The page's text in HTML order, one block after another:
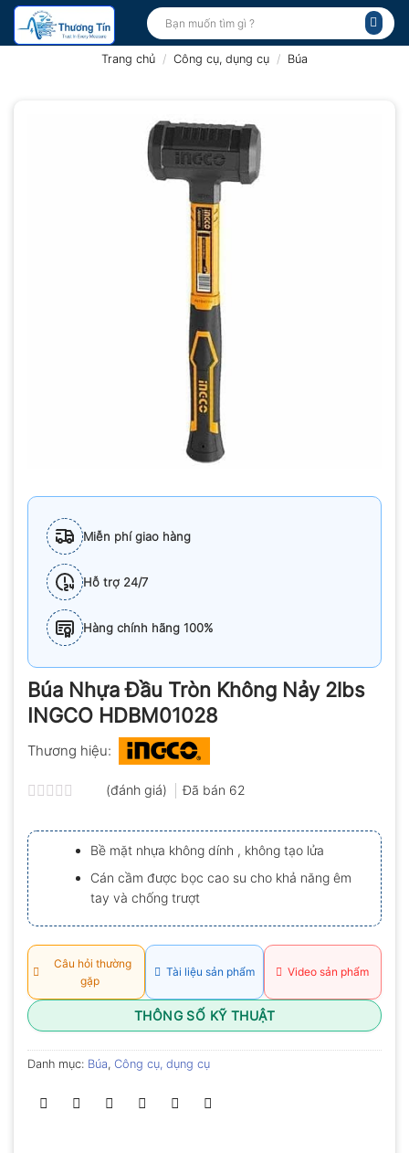
Bỏ
qua
Tìm
kiếm:
Trang chủ / Công cụ, dụng cụ / Búa
Miễn phí giao hàng
Hỗ trợ 24/7
Hàng chính hãng 100%
Búa Nhựa Đầu Tròn Không Nảy 2lbs
INGCO HDBM01028
Thương hiệu:
xếp
hạng
0.0
5
sao
(đánh giá) Đã bán 62
Bề mặt nhựa không dính , không tạo lửa
Cán cầm được bọc cao su cho khả năng êm
tay và chống trượt
Câu hỏi thường
gặp
Tài liệu sản phẩm Video sản phẩm
THÔNG SỐ KỸ THUẬT
Danh mục: Búa, Công cụ, dụng cụ